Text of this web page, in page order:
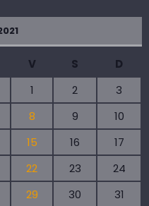
V S
D
1
2
3
8 9
10
15 16
17
22 23
24
29 30 31